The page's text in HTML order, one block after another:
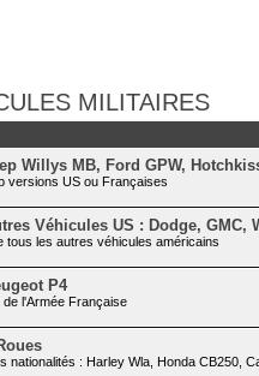
MILITAIRES
Willys MB, Ford GPW,
versions US ou Françaises
Véhicules US : Dodge, GMC,
tous les autres véhicules américains
P4
de l'Armée Française
nationalités : Harley Wla, Honda CB250,